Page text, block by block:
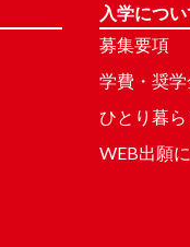
入学につ
募集要項
学費・奨
ひとり暮
WEB出願